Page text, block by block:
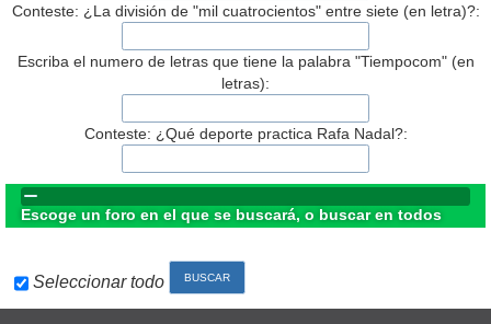
Conteste: ¿La división de "mil cuatrocientos" entre siete (en letra)?:
Escriba el numero de letras que tiene la palabra "Tiempocom" (en
letras):
Conteste: ¿Qué deporte practica Rafa Nadal?:
Escoge un foro en el que se buscará, o buscar en todos
Seleccionar todo